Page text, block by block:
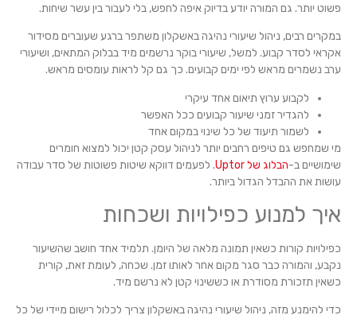
פשוט יותר. גם המורה יודע בדיוק איפה לחפש, בלי לעבור בין עשר שיחות.
במקרים רבים, ניהול שיעורי נהיגה באשקלון משתפר ברגע שעוברים מסידור
אקראי לסדר קבוע. למשל, שיעורי בוקר נרשמים מיד בבלוק המתאים, ושיעורי
ערב נשמרים מראש לפי ימים קבועים. כך גם קל לראות עומסים מראש.
לקבוע ערוץ תיאום אחד עיקרי
להגדיר זמני שיעור קבועים ככל האפשר
לשמור תיעוד של כל שינוי במקום אחד
מי שמחפש גם טיפים רחבים יותר לניהול עסק קטן יכול למצוא חומרים
שימושיים ב-הבלוג של Uptor
. לפעמים דווקא שיטות פשוטות של סדר עבודה
עושות את ההבדל הגדול ביותר.
איך למנוע כפילויות ושכחות
כפילויות קורות כשאין תמונה מלאה של היומן. תלמיד אחד חושב שהשיעור
נקבע, והמורה כבר סגר מקום אחר לאותו זמן. שכחה, לעומת זאת, קורית
כשאין תזכורת מסודרת או כששינוי קטן לא נרשם מיד.
כדי להימנע מזה, ניהול שיעורי נהיגה באשקלון צריך לכלול רישום מיידי של כל